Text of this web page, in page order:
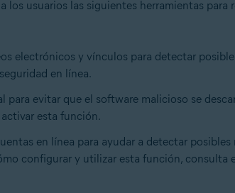
usuarios las siguientes herramientas para
electrónicos y vínculos para detectar
en línea.
evitar que el software malicioso se
esta función.
en línea para ayudar a detectar
configurar y utilizar esta función, consulta